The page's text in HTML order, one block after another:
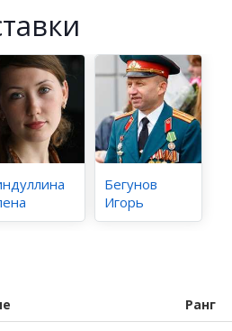
Бегунов
Игорь
Ранг